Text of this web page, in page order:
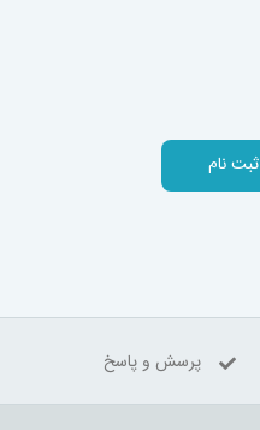
ثبت نام
پرسش و پاسخ